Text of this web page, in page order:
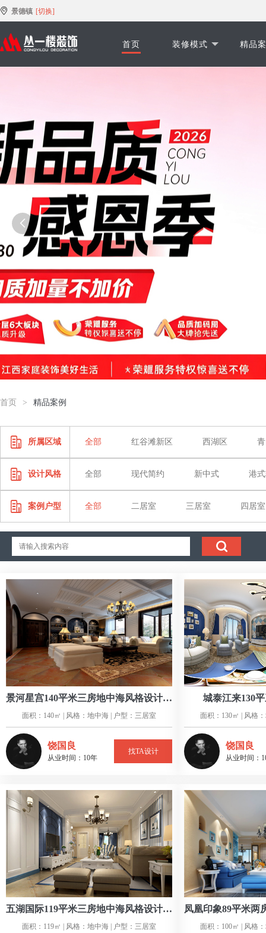
景德镇 [切换]
首页 装修模式 精品

首页 > 精品案例
所属区域 全部 红谷滩新区 西湖区
设计风格 全部 现代简约 新中式 港
案例户型 全部 二居室 三居室 四居室
景河星宫140平米三房地中海风格设计案例
面积：140㎡ | 风格：地中海 | 户型：三居室
饶国良
从业时间：10年
找TA设计
城泰江来130
面积：130㎡ | 风格
饶国良
从业时间：
五湖国际119平米三房地中海风格设计案例
面积：119㎡ | 风格：地中海 | 户型：三居室 面积：100㎡ | 风格